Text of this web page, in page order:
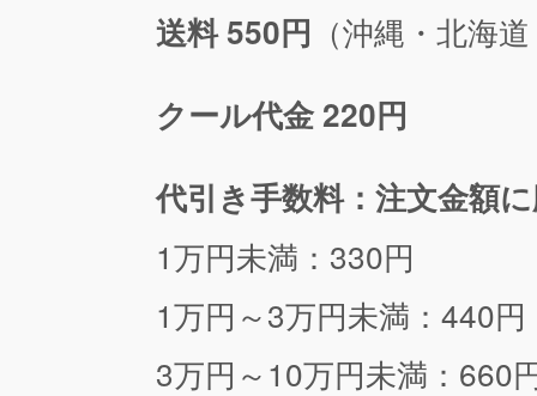
送料 550円 （沖縄・北海
クール代金 220円
代引き手数料：注文金額
1万円未満：330円
1万円～3万円未満：440円
3万円～10万円未満：660